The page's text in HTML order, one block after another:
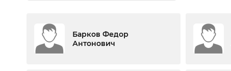
Барков Федор
Антонович